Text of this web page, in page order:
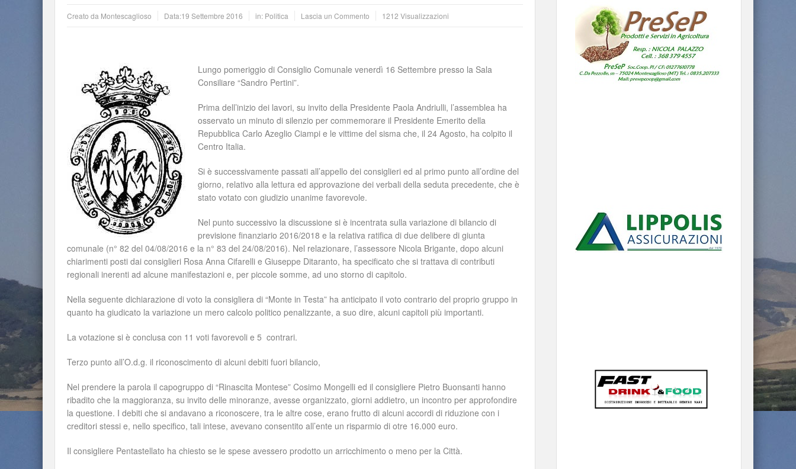
Creato da Montescaglioso Data:19 Settembre 2016 in: Politica Lascia un Commento 1212 Visualizzazioni
Lungo pomeriggio di Consiglio Comunale venerdì 16 Settembre presso la Sala
Consiliare “Sandro Pertini”.
Prima dell’inizio dei lavori, su invito della Presidente Paola Andriulli, l’assemblea ha
osservato un minuto di silenzio per commemorare il Presidente Emerito della
Repubblica Carlo Azeglio Ciampi e le vittime del sisma che, il 24 Agosto, ha colpito il
Centro Italia.
Si è successivamente passati all’appello dei consiglieri ed al primo punto all’ordine del
giorno, relativo alla lettura ed approvazione dei verbali della seduta precedente, che è
stato votato con giudizio unanime favorevole.
Nel punto successivo la discussione si è incentrata sulla variazione di bilancio di
previsione finanziario 2016/2018 e la relativa ratifica di due delibere di giunta
comunale (n° 82 del 04/08/2016 e la n° 83 del 24/08/2016). Nel relazionare, l’assessore Nicola Brigante, dopo alcuni
chiarimenti posti dai consiglieri Rosa Anna Cifarelli e Giuseppe Ditaranto, ha specificato che si trattava di contributi
regionali inerenti ad alcune manifestazioni e, per piccole somme, ad uno storno di capitolo.
Nella seguente dichiarazione di voto la consigliera di “Monte in Testa” ha anticipato il voto contrario del proprio gruppo in
quanto ha giudicato la variazione un mero calcolo politico penalizzante, a suo dire, alcuni capitoli più importanti.
La votazione si è conclusa con 11 voti favorevoli e 5 contrari.
Terzo punto all’O.d.g. il riconoscimento di alcuni debiti fuori bilancio,
Nel prendere la parola il capogruppo di “Rinascita Montese” Cosimo Mongelli ed il consigliere Pietro Buonsanti hanno
ribadito che la maggioranza, su invito delle minoranze, avesse organizzato, giorni addietro, un incontro per approfondire
la questione. I debiti che si andavano a riconoscere, tra le altre cose, erano frutto di alcuni accordi di riduzione con i
creditori stessi e, nello specifico, tali intese, avevano consentito all’ente un risparmio di otre 16.000 euro.
Il consigliere Pentastellato ha chiesto se le spese avessero prodotto un arricchimento o meno per la Città.